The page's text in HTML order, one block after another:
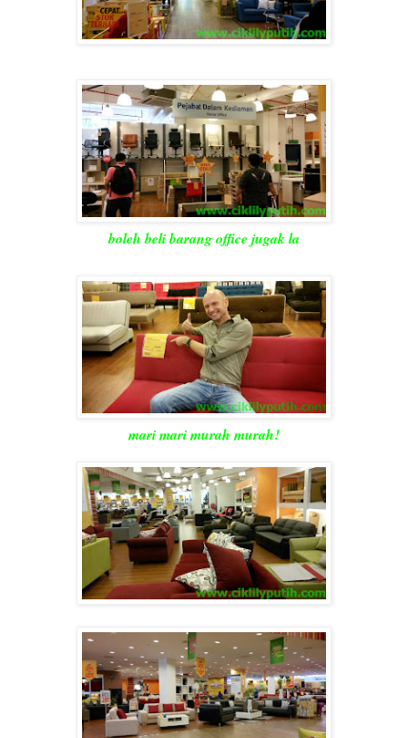
boleh beli barang office jugak la
mari mari murah murah!